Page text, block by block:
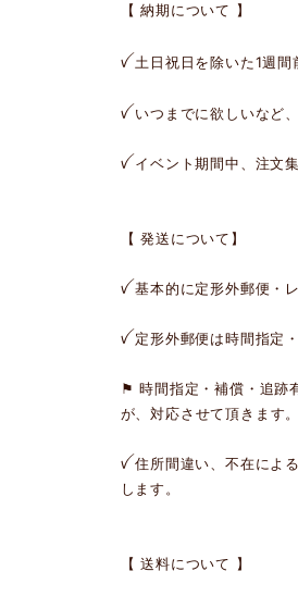
【 納期について 】
ꪜ 土日祝日を除いた1週
ꪜ いつまでに欲しいなど
ꪜ イベント期間中、注文
【 発送について】
ꪜ 基本的に定形外郵便・
ꪜ 定形外郵便は時間指定
⚑ 時間指定・補償・追跡
が、対応させて頂きます。
ꪜ 住所間違い、不在によ
します。
【 送料について 】